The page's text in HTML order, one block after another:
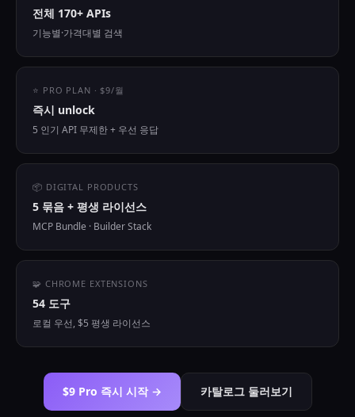
전체 170+ APIs
기능별·가격대별 검색
⭐ PRO PLAN · $9/월
즉시 unlock
5 인기 API 무제한 + 우선 응답
📦 DIGITAL PRODUCTS
5 묶음 + 평생 라이선스
MCP Bundle · Builder Stack
🧩 CHROME EXTENSIONS
54 도구
로컬 우선, $5 평생 라이선스
$9 Pro 즉시 시작 → 카탈로그 둘러보기